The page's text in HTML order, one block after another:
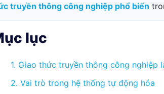
truyền thông công nghiệp phổ biến
lục
1. Giao thức truyền thông công nghiệp
2. Vai trò trong hệ thống tự động hóa